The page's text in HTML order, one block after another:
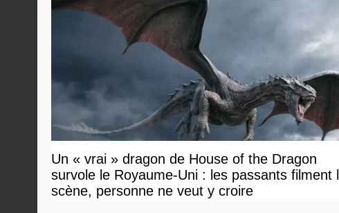
Un « vrai » dragon de House of the Dragon
survole le Royaume-Uni : les passants filment
scène, personne ne veut y croire